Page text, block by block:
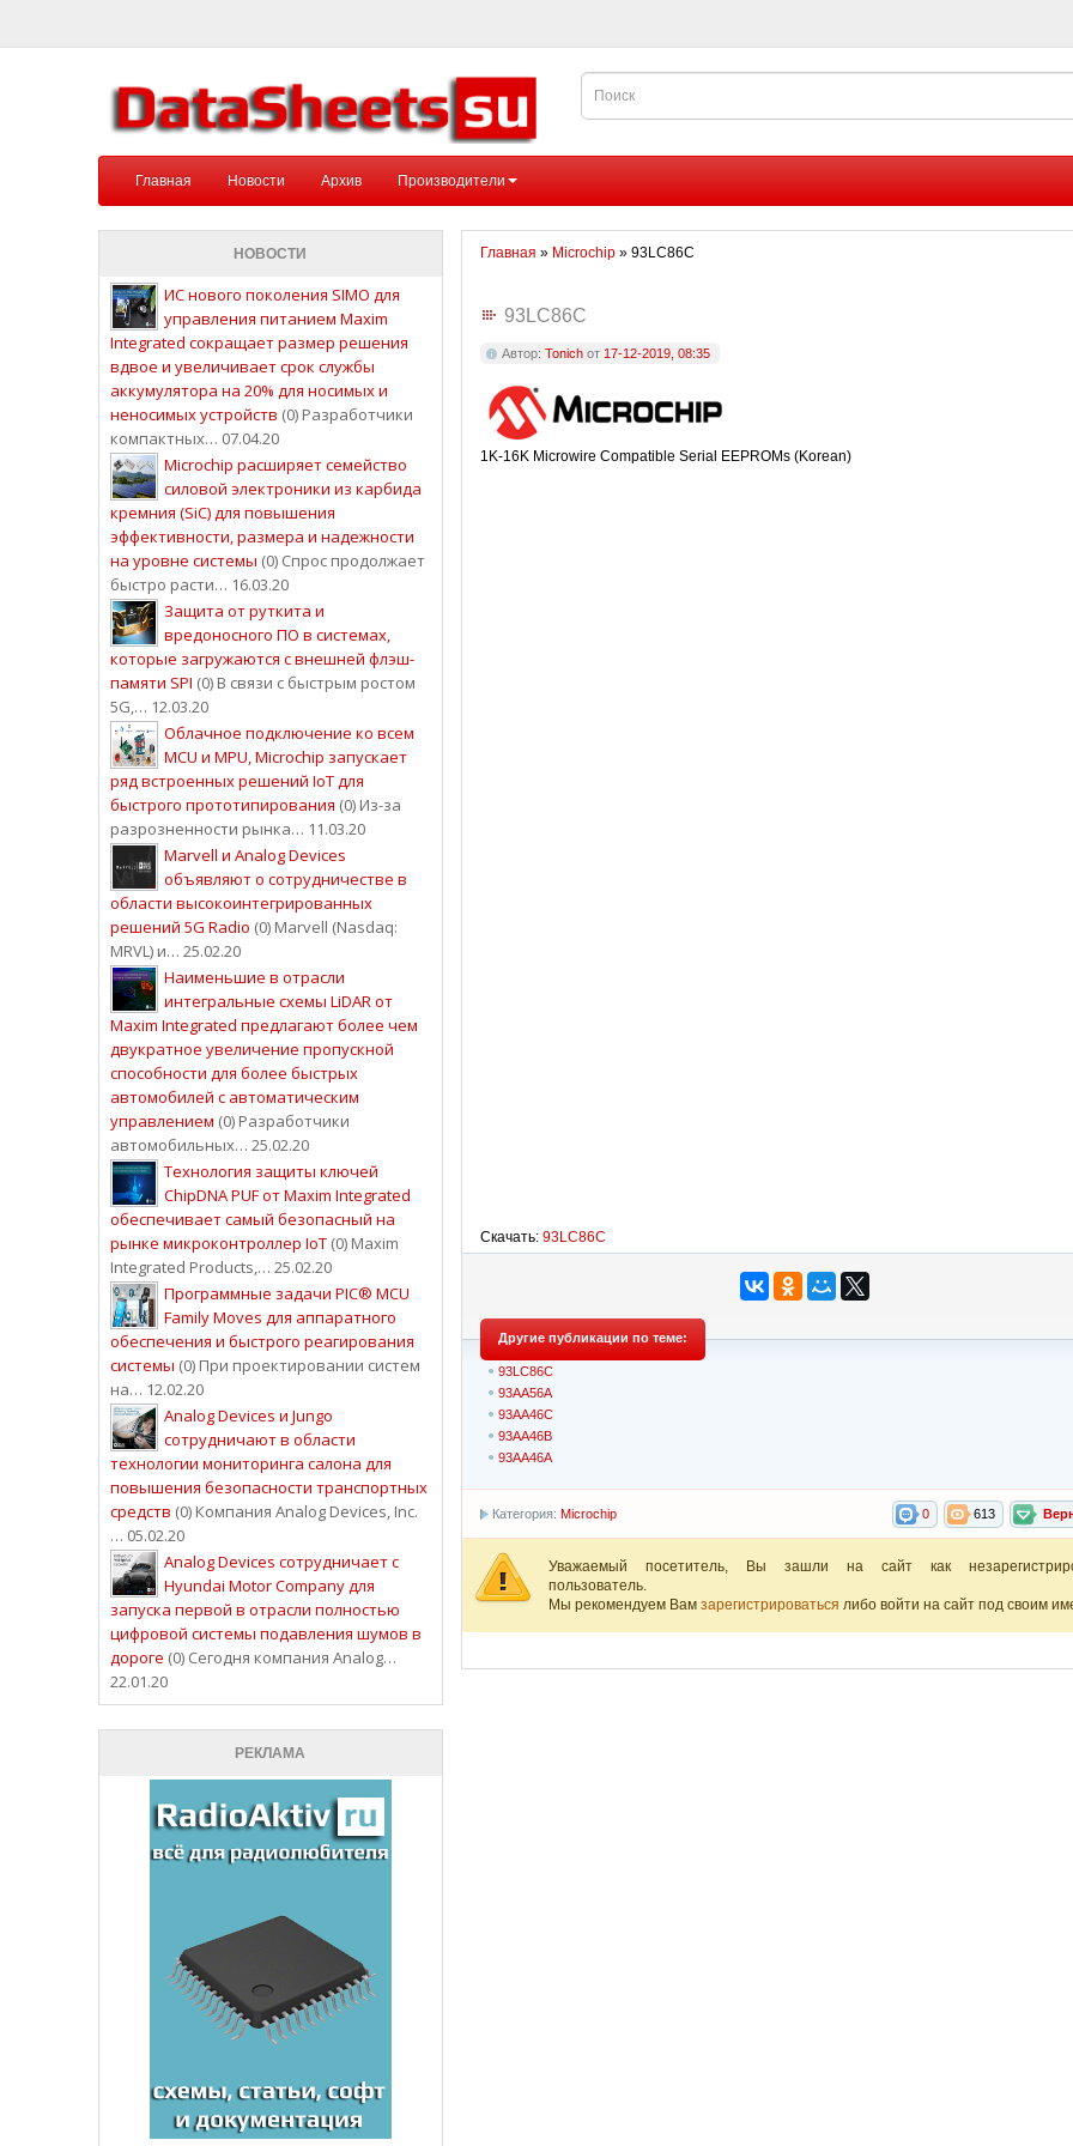
Главная Новости Архив Производители
НОВОСТИ
ИС нового поколения SIMO для
управления питанием Maxim
Integrated сокращает размер решения
вдвое и увеличивает срок службы
аккумулятора на 20% для носимых и
неносимых устройств (0) Разработчики
компактных… 07.04.20
Microchip расширяет семейство
силовой электроники из карбида
кремния (SiC) для повышения
эффективности, размера и надежности
на уровне системы (0) Спрос продолжает
быстро расти… 16.03.20
Защита от руткита и
вредоносного ПО в системах,
которые загружаются с внешней флэш-
памяти SPI (0) В связи с быстрым ростом
5G,… 12.03.20
Облачное подключение ко всем
MCU и MPU, Microchip запускает
ряд встроенных решений IoT для
быстрого прототипирования (0) Из-за
разрозненности рынка… 11.03.20
Marvell и Analog Devices
объявляют о сотрудничестве в
области высокоинтегрированных
решений 5G Radio (0) Marvell (Nasdaq:
MRVL) и… 25.02.20
Наименьшие в отрасли
интегральные схемы LiDAR от
Maxim Integrated предлагают более чем
двукратное увеличение пропускной
способности для более быстрых
автомобилей с автоматическим
управлением (0) Разработчики
автомобильных… 25.02.20
Технология защиты ключей
ChipDNA PUF от Maxim Integrated
обеспечивает самый безопасный на
рынке микроконтроллер IoT (0) Maxim
Integrated Products,… 25.02.20
Программные задачи PIC® MCU
Family Moves для аппаратного
обеспечения и быстрого реагирования
системы (0) При проектировании систем
на… 12.02.20
Analog Devices и Jungo
сотрудничают в области
технологии мониторинга салона для
повышения безопасности транспортных
средств (0) Компания Analog Devices, Inc.
… 05.02.20
Analog Devices сотрудничает с
Hyundai Motor Company для
запуска первой в отрасли полностью
цифровой системы подавления шумов в
дороге (0) Сегодня компания Analog…
22.01.20
РЕКЛАМА
Главная » Microchip» 93LC86C
93LC86C
Автор: Tonichот 17-12-2019, 08:35
1K-16K Microwire Compatible Serial EEPROMs (Korean)
Скачать: 93LC86C
Другие публикации по теме:
93LC86C
93AA56A
93AA46C
93AA46B
93AA46A
613
0
Категория: Microchip
Уважаемый посетитель, Вы зашли на сайт как
пользователь.
Мы рекомендуем Вам зарегистрироваться либо войти на сайт под своим